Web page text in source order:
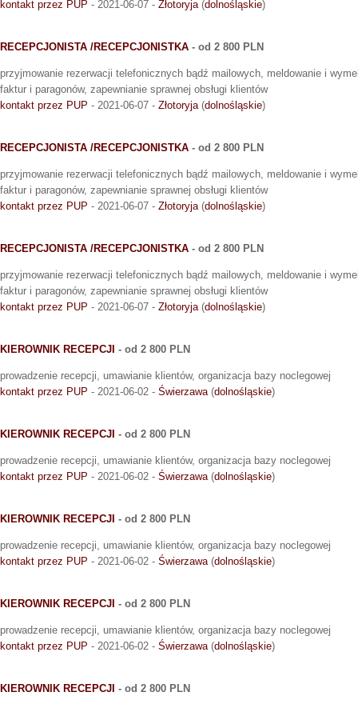
kontakt przez PUP - 2021-06-07 - Złotoryja(dolnośląskie)
RECEPCJONISTA /RECEPCJONISTKA - od 2 800 PLN
przyjmowanie rezerwacji telefonicznych bądź mailowych, meldowanie i
faktur i paragonów, zapewnianie sprawnej obsługi klientów
kontakt przez PUP - 2021-06-07 - Złotoryja(dolnośląskie)
RECEPCJONISTA /RECEPCJONISTKA - od 2 800 PLN
przyjmowanie rezerwacji telefonicznych bądź mailowych, meldowanie i
faktur i paragonów, zapewnianie sprawnej obsługi klientów
kontakt przez PUP - 2021-06-07 - Złotoryja(dolnośląskie)
RECEPCJONISTA /RECEPCJONISTKA - od 2 800 PLN
przyjmowanie rezerwacji telefonicznych bądź mailowych, meldowanie i
faktur i paragonów, zapewnianie sprawnej obsługi klientów
kontakt przez PUP - 2021-06-07 - Złotoryja(dolnośląskie)
KIEROWNIK RECEPCJI - od 2 800 PLN
prowadzenie recepcji, umawianie klientów, organizacja bazy noclegowej
kontakt przez PUP - 2021-06-02 - Świerzawa(dolnośląskie)
KIEROWNIK RECEPCJI - od 2 800 PLN
prowadzenie recepcji, umawianie klientów, organizacja bazy noclegowej
kontakt przez PUP - 2021-06-02 - Świerzawa(dolnośląskie)
KIEROWNIK RECEPCJI - od 2 800 PLN
prowadzenie recepcji, umawianie klientów, organizacja bazy noclegowej
kontakt przez PUP - 2021-06-02 - Świerzawa(dolnośląskie)
KIEROWNIK RECEPCJI - od 2 800 PLN
prowadzenie recepcji, umawianie klientów, organizacja bazy noclegowej
kontakt przez PUP - 2021-06-02 - Świerzawa(dolnośląskie)
KIEROWNIK RECEPCJI - od 2 800 PLN